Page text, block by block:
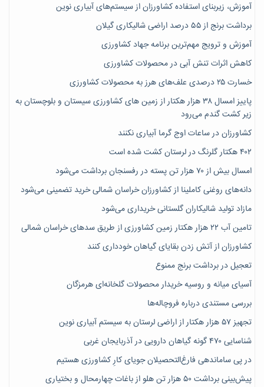
آموزش، زیربنای استفاده کشاورزان از سیستم‌های آبیاری نوین
برداشت برنج از ۵۵ درصد اراضی شالیکاری گیلان
آموزش و ترویج مهم‌ترین برنامه جهاد کشاورزی
کاهش اثرات تنش آبی در محصولات کشاورزی
خسارت ۲۵ درصدی علف‌های هرز به محصولات کشاورزی
پاییز امسال ۳۸ هزار هکتار از زمین های کشاورزی سیستان و بلوچستان به
زیر کشت گندم می‌رود
کشاورزان در ساعات اوج گرما آبیاری نکنند
۴۰۲ هکتار گلرنگ در لرستان کشت شده است
امسال بیش از ۷۰ هزار تن پسته در رفسنجان برداشت می‌شود
دانه‌های روغنی کاملینا از کشاورزان خراسان شمالی خرید تضمینی می‌شود
مازاد تولید شالیکاران گلستانی خریداری می‌شود
تامین آب ۲۲ هزار هکتار زمین کشاورزی از طریق سدهای خراسان شمالی
کشاورزان از آتش زدن بقایای گیاهان خودداری کنند
تعجیل در برداشت برنج ممنوع
آسیای میانه و روسیه خریدار محصولات گلخانه‌ای هرمزگان
بررسی مستندی درباره فروچاله‌ها
تجهیز ۵۷ هزار هکتار از اراضی لرستان به سیستم آبیاری نوین
شناسایی ۴۷٠ گونه گیاهان دارویی در آذربایجان غربی
در پی ساماندهی فارغ‌التحصیلان جویای کارِ کشاورزی هستیم
پیش‎‌بینی برداشت ۵۰ هزار تن هلو از باغات چهارمحال و بختیاری